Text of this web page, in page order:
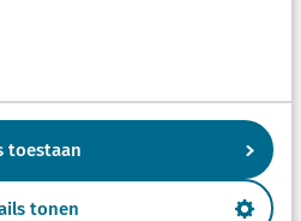
toestaan
tonen
afspraak